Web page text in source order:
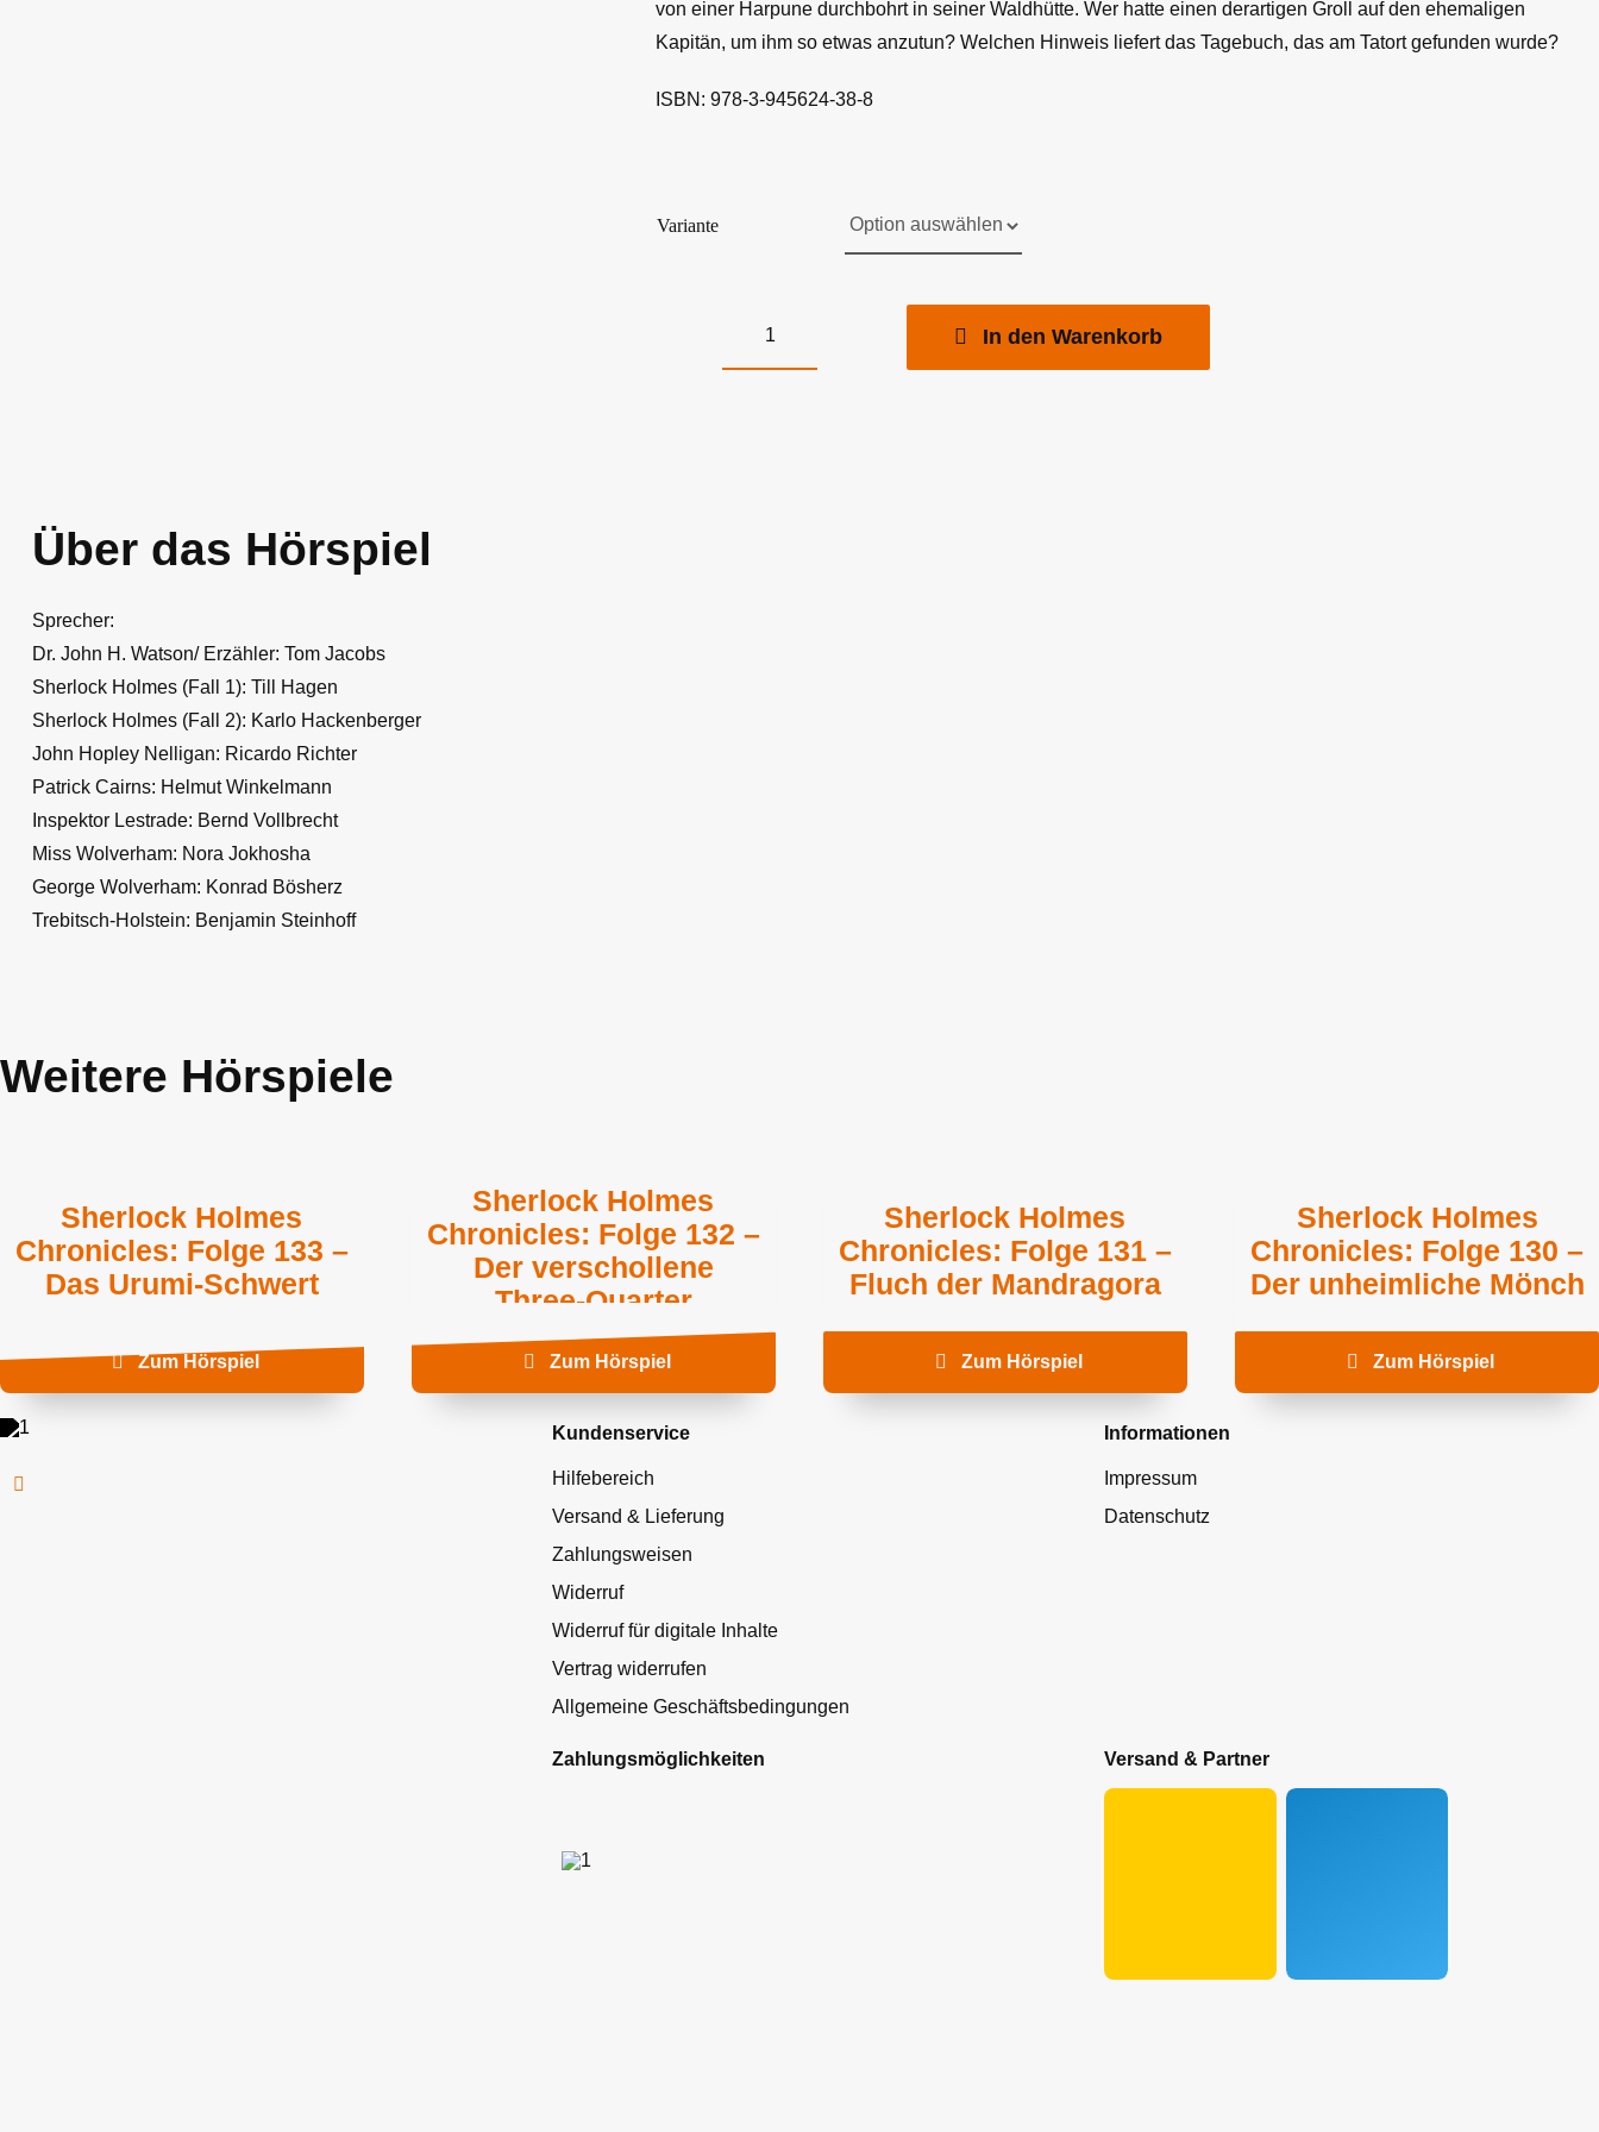
von einer Harpune durchbohrt in seiner Waldhütte. Wer hatte einen derartigen Groll auf den ehemaligen
Kapitän, um ihm so etwas anzutun? Welchen Hinweis liefert das Tagebuch, das am Tatort gefunden wurde?
ISBN: 978-3-945624-38-8
Variante
In den Warenkorb
Über das Hörspiel
Sprecher:
Dr. John H. Watson/ Erzähler: Tom Jacobs
Sherlock Holmes (Fall 1): Till Hagen
Sherlock Holmes (Fall 2): Karlo Hackenberger
John Hopley Nelligan: Ricardo Richter
Patrick Cairns: Helmut Winkelmann
Inspektor Lestrade: Bernd Vollbrecht
Miss Wolverham: Nora Jokhosha
George Wolverham: Konrad Bösherz
Trebitsch-Holstein: Benjamin Steinhoff
Weitere Hörspiele
Sherlock Holmes
Chronicles: Folge 133 –
Das Urumi-Schwert
Zum Hörspiel
Sherlock Holmes
Chronicles: Folge 132 –
Der verschollene
Three-Quarter
Zum Hörspiel
Sherlock Holmes
Chronicles: Folge 131 –
Fluch der Mandragora
Zum Hörspiel
Sherlock Holmes
Chronicles: Folge 130 –
Der unheimliche Mönch
Zum Hörspiel
Kundenservice
Hilfebereich
Versand & Lieferung
Zahlungsweisen
Widerruf
Widerruf für digitale Inhalte
Vertrag widerrufen
Allgemeine Geschäftsbedingungen
Informationen
Impressum
Datenschutz
Zahlungsmöglichkeiten Versand & Partner